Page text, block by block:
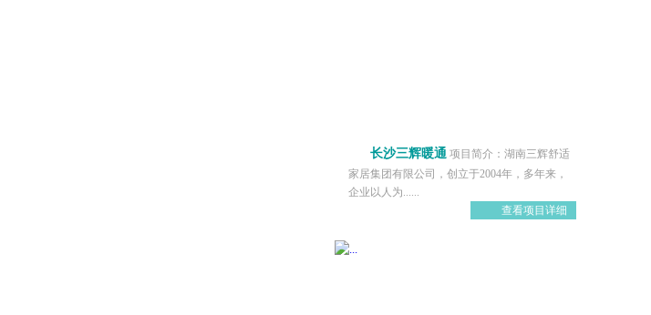
长沙三辉暖通 项目简介：湖南三辉舒适
家居集团有限公司，创立于2004年，多年来，
企业以人为......
查看项目详细